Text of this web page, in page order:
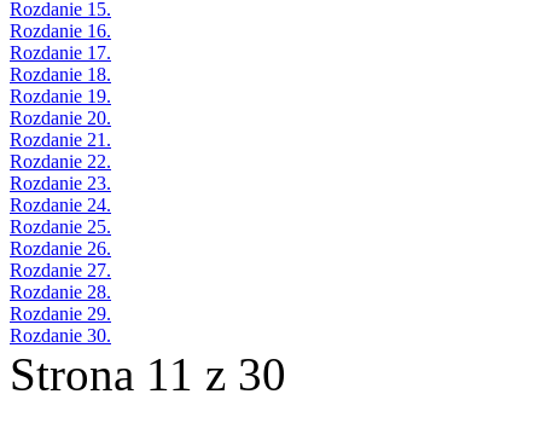
Rozdanie 15.
Rozdanie 16.
Rozdanie 17.
Rozdanie 18.
Rozdanie 19.
Rozdanie 20.
Rozdanie 21.
Rozdanie 22.
Rozdanie 23.
Rozdanie 24.
Rozdanie 25.
Rozdanie 26.
Rozdanie 27.
Rozdanie 28.
Rozdanie 29.
Rozdanie 30.
Strona 11 z 30